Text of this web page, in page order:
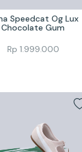
Speedcat Og Lux
Chocolate Gum
Rp 1.999.000